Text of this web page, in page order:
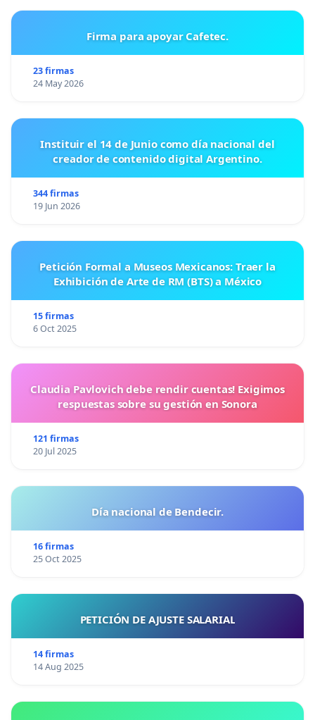
Firma para apoyar Cafetec.
23 firmas
24 May 2026
Instituir el 14 de Junio como día nacional del
creador de contenido digital Argentino.
344 firmas
19 Jun 2026
Petición Formal a Museos Mexicanos: Traer la
Exhibición de Arte de RM (BTS) a México
15 firmas
6 Oct 2025
Claudia Pavlovich debe rendir cuentas! Exigimos
respuestas sobre su gestión en Sonora
121 firmas
20 Jul 2025
Día nacional de Bendecir.
16 firmas
25 Oct 2025
PETICIÓN DE AJUSTE SALARIAL
14 firmas
14 Aug 2025